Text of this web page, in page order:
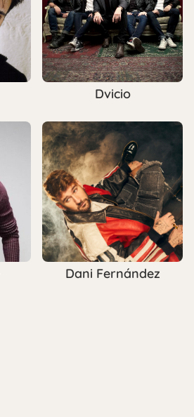
Dvicio
Dani Fernández